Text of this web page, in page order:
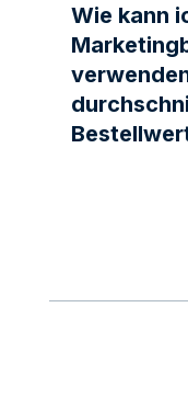
Wie kann